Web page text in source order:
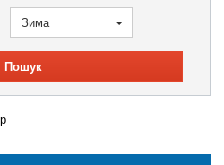
Зима
Пошук